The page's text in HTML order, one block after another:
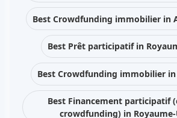
Best Crowdfunding immobilier in
Best Prêt participatif in
Best Crowdfunding immobilier in
Best Financement participatif
crowdfunding) in